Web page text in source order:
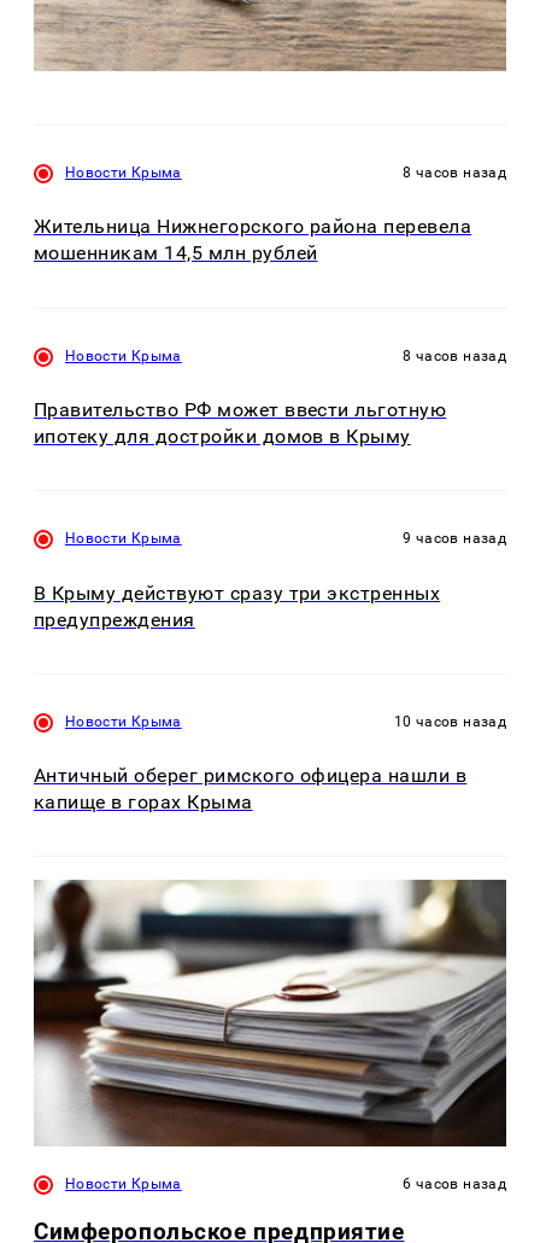
Новости Крыма 8 часов назад
Жительница Нижнегорского района перевела
мошенникам 14,5 млн рублей
Новости Крыма 8 часов назад
Правительство РФ может ввести льготную
ипотеку для достройки домов в Крыму
Новости Крыма 9 часов назад
В Крыму действуют сразу три экстренных
предупреждения
Новости Крыма 10 часов назад
Античный оберег римского офицера нашли в
капище в горах Крыма
Новости Крыма 6 часов назад
Симферопольское предприятие